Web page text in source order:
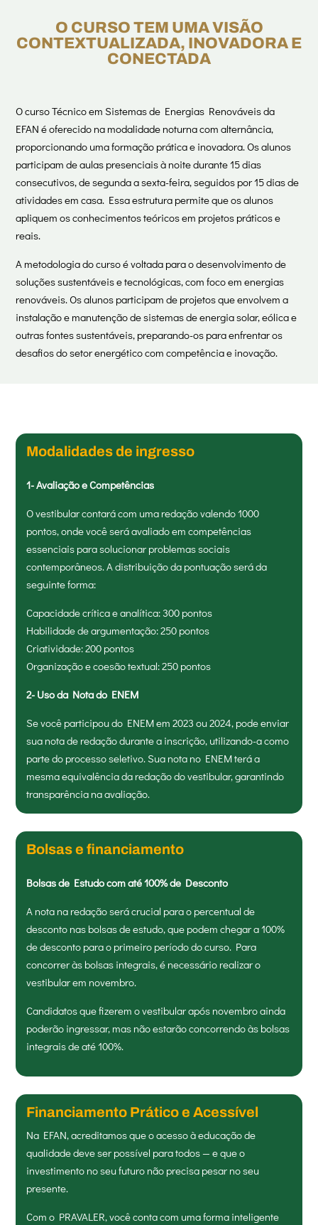
O CURSO TEM UMA VISÃO
CONTEXTUALIZADA, INOVADORA E
CONECTADA
O curso Técnico em Sistemas de Energias Renováveis da
EFAN é oferecido na modalidade noturna com alternância,
proporcionando uma formação prática e inovadora. Os alunos
participam de aulas presenciais à noite durante 15 dias
consecutivos, de segunda a sexta-feira, seguidos por 15 dias de
atividades em casa. Essa estrutura permite que os alunos
apliquem os conhecimentos teóricos em projetos práticos e
reais.
A metodologia do curso é voltada para o desenvolvimento de
soluções sustentáveis e tecnológicas, com foco em energias
renováveis. Os alunos participam de projetos que envolvem a
instalação e manutenção de sistemas de energia solar, eólica e
outras fontes sustentáveis, preparando-os para enfrentar os
desafios do setor energético com competência e inovação.
Modalidades de ingresso
1- Avaliação e Competências
O vestibular contará com uma redação valendo 1000
pontos, onde você será avaliado em competências
essenciais para solucionar problemas sociais
contemporâneos. A distribuição da pontuação será da
seguinte forma:
Capacidade crítica e analítica: 300 pontos
Habilidade de argumentação: 250 pontos
Criatividade: 200 pontos
Organização e coesão textual: 250 pontos
2- Uso da Nota do ENEM
Se você participou do ENEM em 2023 ou 2024, pode enviar
sua nota de redação durante a inscrição, utilizando-a como
parte do processo seletivo. Sua nota no ENEM terá a
mesma equivalência da redação do vestibular, garantindo
transparência na avaliação.
Bolsas e financiamento
Bolsas de Estudo com até 100% de Desconto
A nota na redação será crucial para o percentual de
desconto nas bolsas de estudo, que podem chegar a 100%
de desconto para o primeiro período do curso. Para
concorrer às bolsas integrais, é necessário realizar o
vestibular em novembro.
Candidatos que fizerem o vestibular após novembro ainda
poderão ingressar, mas não estarão concorrendo às bolsas
integrais de até 100%.
Financiamento Prático e Acessível
Na EFAN, acreditamos que o acesso à educação de
qualidade deve ser possível para todos — e que o
investimento no seu futuro não precisa pesar no seu
presente.
Com o PRAVALER, você conta com uma forma inteligente